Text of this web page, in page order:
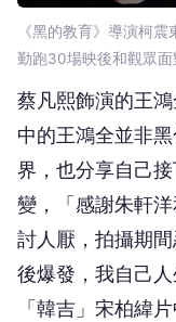
《黑的教育》導演柯
勤跑30場映後和觀眾
蔡凡熙飾演的王
中的王鴻全並非
界，也分享自己
變，「感謝朱軒
討人厭，拍攝期
後爆發，我自己
「韓吉」宋柏緯